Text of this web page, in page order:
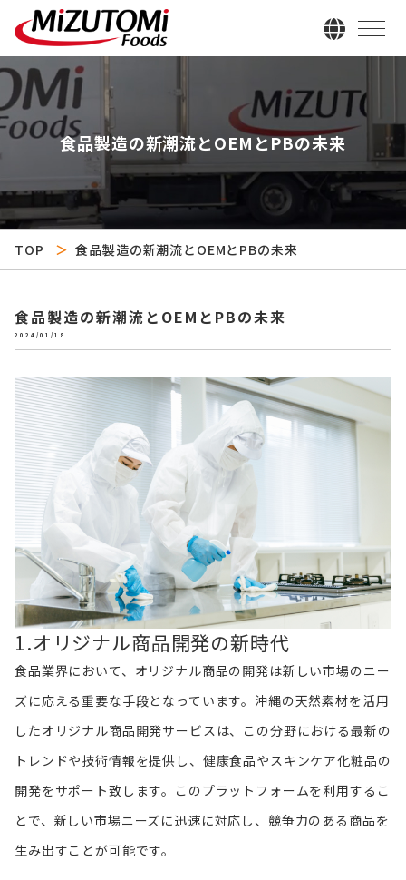
食品製造の新潮流とOEMとPBの未来
TOP 食品製造の新潮流とOEMとPBの未来
食品製造の新潮流とOEMとPBの未来
2024/01/18
1.オリジナル商品開発の新時代
食品業界において、オリジナル商品の開発は新しい市場のニー
ズに応える重要な手段となっています。沖縄の天然素材を活用
したオリジナル商品開発サービスは、この分野における最新の
トレンドや技術情報を提供し、健康食品やスキンケア化粧品の
開発をサポート致します。このプラットフォームを利用するこ
とで、新しい市場ニーズに迅速に対応し、競争力のある商品を
生み出すことが可能です。